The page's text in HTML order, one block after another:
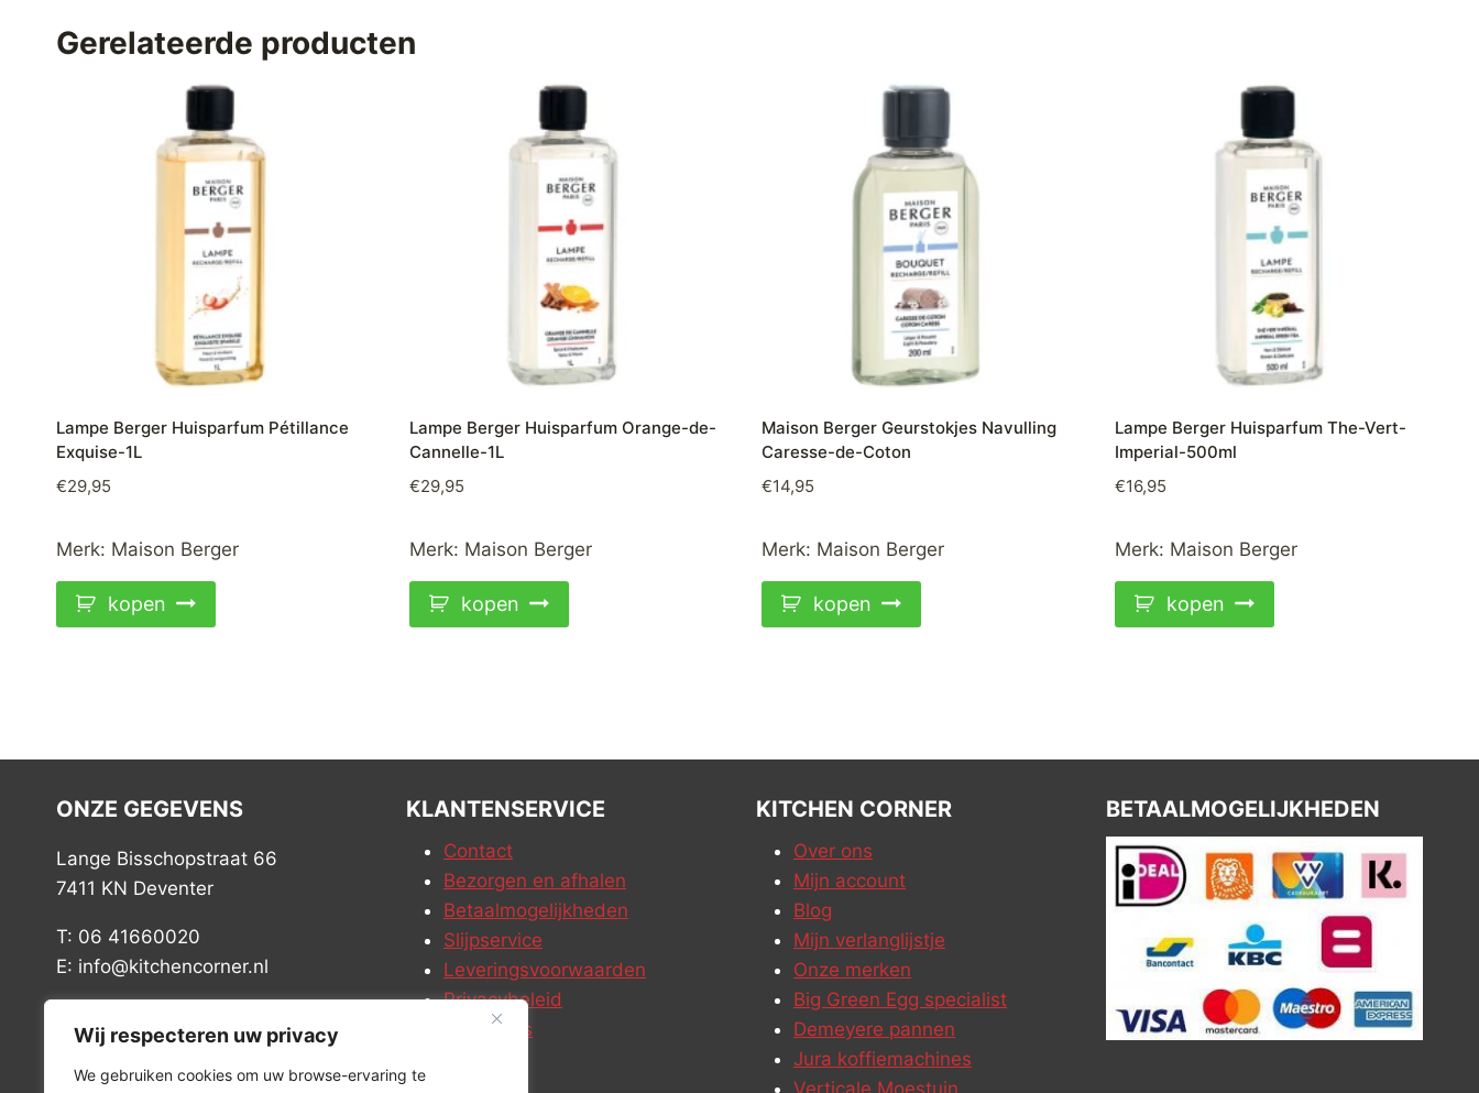
Wij respecteren uw privacy
We gebruiken cookies om uw browse-ervaring te
Gerelateerde producten
Lampe Berger Huisparfum Pétillance
Exquise-1L
€29,95
Merk: Maison Berger
kopen
Lampe Berger Huisparfum Orange-de-
Cannelle-1L
€29,95
Merk: Maison Berger
kopen
Maison Berger Geurstokjes Navulling
Caresse-de-Coton
€14,95
Merk: Maison Berger
kopen
Lampe Berger Huisparfum The-Vert-
Imperial-500ml
€16,95
Merk: Maison Berger
kopen
ONZE GEGEVENS
Lange Bisschopstraat 66
7411 KN Deventer
T: 06 41660020
E: info@kitchencorner.nl
BTW: NL868888989B01
KLANTENSERVICE
Contact
Bezorgen en afhalen
Betaalmogelijkheden
Slijpservice
Leveringsvoorwaarden
Privacybeleid
Vacatures
KITCHEN CORNER
Over ons
Mijn account
Blog
Mijn verlanglijstje
Onze merken
Big Green Egg specialist
Demeyere pannen
Jura koffiemachines
Verticale Moestuin
BETAALMOGELIJKHEDEN